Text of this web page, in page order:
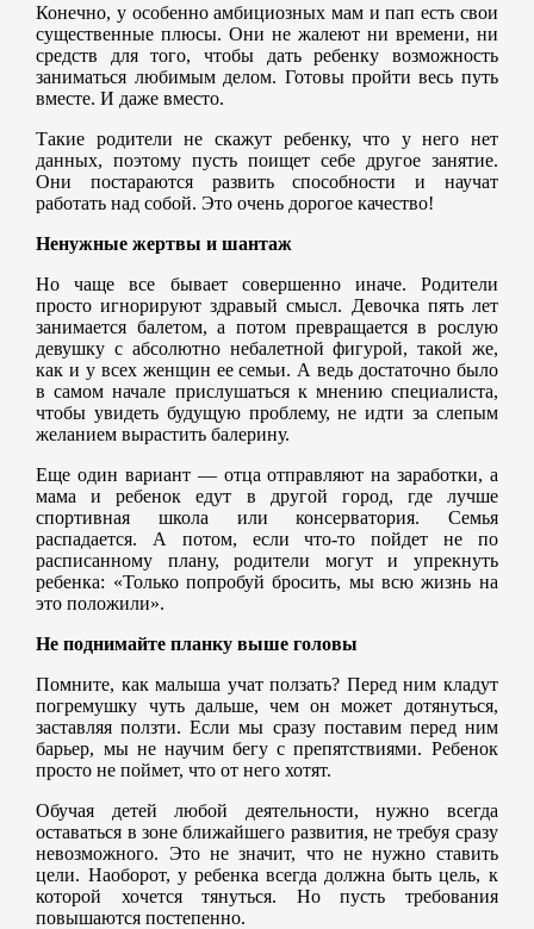
Конечно, у особенно амбициозных мам и пап есть свои
существенные плюсы. Они не жалеют ни времени, ни
средств для того, чтобы дать ребенку возможность
заниматься любимым делом. Готовы пройти весь путь
вместе. И даже вместо.
Такие родители не скажут ребенку, что у него нет
данных, поэтому пусть поищет себе другое занятие.
Они постараются развить способности и научат
работать над собой. Это очень дорогое качество!
Ненужные жертвы и шантаж
Но чаще все бывает совершенно иначе. Родители
просто игнорируют здравый смысл. Девочка пять лет
занимается балетом, а потом превращается в рослую
девушку с абсолютно небалетной фигурой, такой же,
как и у всех женщин ее семьи. А ведь достаточно было
в самом начале прислушаться к мнению специалиста,
чтобы увидеть будущую проблему, не идти за слепым
желанием вырастить балерину.
Еще один вариант — отца отправляют на заработки, а
мама и ребенок едут в другой город, где лучше
спортивная школа или консерватория. Семья
распадается. А потом, если что-то пойдет не по
расписанному плану, родители могут и упрекнуть
ребенка: «Только попробуй бросить, мы всю жизнь на
это положили».
Не поднимайте планку выше головы
Помните, как малыша учат ползать? Перед ним кладут
погремушку чуть дальше, чем он может дотянуться,
заставляя ползти. Если мы сразу поставим перед ним
барьер, мы не научим бегу с препятствиями. Ребенок
просто не поймет, что от него хотят.
Обучая детей любой деятельности, нужно всегда
оставаться в зоне ближайшего развития, не требуя сразу
невозможного. Это не значит, что не нужно ставить
цели. Наоборот, у ребенка всегда должна быть цель, к
которой хочется тянуться. Но пусть требования
повышаются постепенно.